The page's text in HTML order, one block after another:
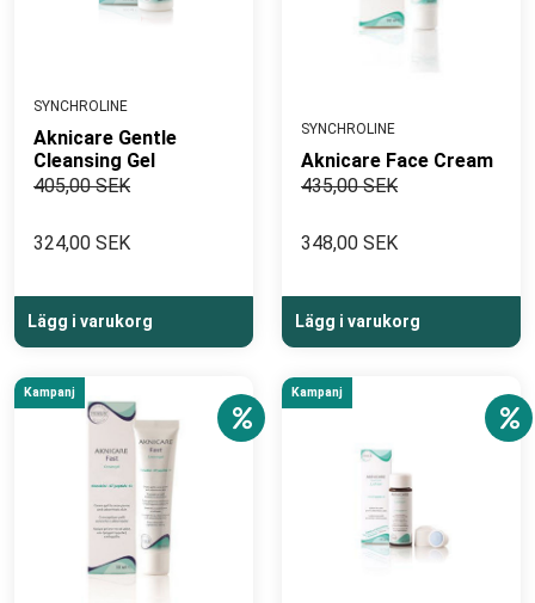
SYNCHROLINE
Aknicare Gentle
Cleansing Gel
405,00 SEK
324,00 SEK
Lägg i varukorg
SYNCHROLINE
Aknicare Face Cream
435,00 SEK
348,00 SEK
Lägg i varukorg
Kampanj Kampanj